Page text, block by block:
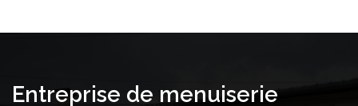
Entreprise de menuiserie